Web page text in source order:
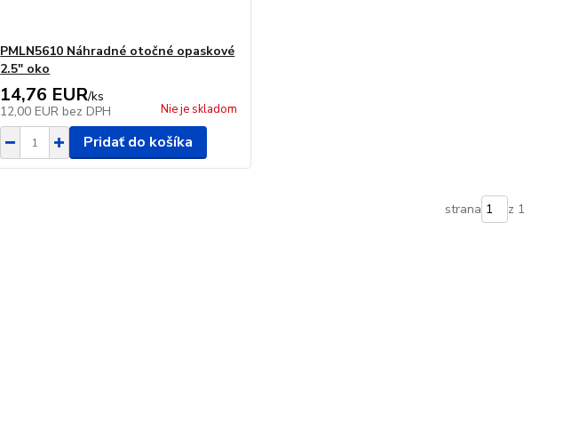
PMLN5610 Náhradné otočné opaskové
2.5" oko
14,76 EUR/ks
12,00 EUR bez DPH Nie je skladom
Pridať do košíka
strana z 1